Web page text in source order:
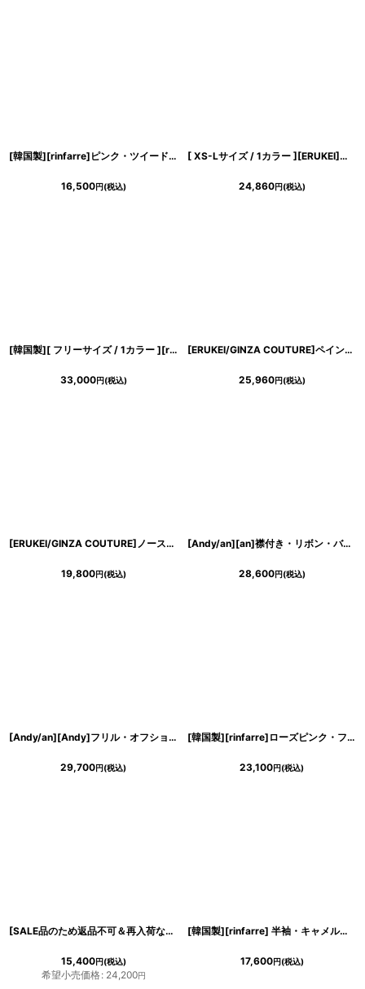
[韓国製][rinfarre]ピンク・ツイード・パールボタン・長袖・ビジュー・ジャケット・アウター[山崎みどり着用][送料無料]
16,500円(税込)
[ XS-Lサイズ / 1カラー ][ERUKEI]アイボリー・レース・シアー・ロングスリーブ・長袖・タイト・ミディアムドレス・ワンピース[送料無料]
24,860円(税込)
[韓国製][ フリーサイズ / 1カラー ][rinfarre] ミドル丈・ピーコートアイボリー・長袖・シンプル・ブラウンボタン・Pコート・ジャケット[奈月セナ着用]《送料＆代引き手数料無料》
33,000円(税込)
[ERUKEI/GINZA COUTURE]ペイント柄・プリント・サテン・首元フリル・ウエストマーク・アメリカンスリーブ・マキシ・Aライン・ロングドレス[送料無料]
25,960円(税込)
[ERUKEI/GINZA COUTURE]ノースリーブ・サテンジャガード・花柄・ドット・リボンベルト・Aライン・ミディアムドレス・ワンピース[送料無料]
19,800円(税込)
[Andy/an][an]襟付き・リボン・バストジップ・ノースリーブ・バイカラー・プリーツ・ワンピース・ミニドレス《送料＆代引き手数料無料》
28,600円(税込)
[Andy/an][Andy]フリル・オフショルダー・マーメイド・ノースリーブ・ミディアムドレス・ワンピース《送料＆代引き手数料無料》
29,700円(税込)
[韓国製][rinfarre]ローズピンク・フリル・パフスリーブ・九分袖・ラッフル・タイト・長袖・ミディアムドレス・ワンピース[山崎みどり着用][送料無料]mypk
23,100円(税込)
[SALE品のため返品不可＆再入荷なしの現品限り][韓国製][rinfarre]アイボリー・総レース・襟付き・半袖・ボタン・タイト・ミディアムドレス・ワンピース myiv[山崎みどりちゃん着用][送料無料]
15,400円(税込)
希望小売価格: 24,200円
[韓国製][rinfarre] 半袖・キャメル・花柄・エレガント・Vネック・カシュクール・半袖・マキシ・ロングドレス・ラップワンピース [山崎みどり着用][送料無料]mycm
17,600円(税込)